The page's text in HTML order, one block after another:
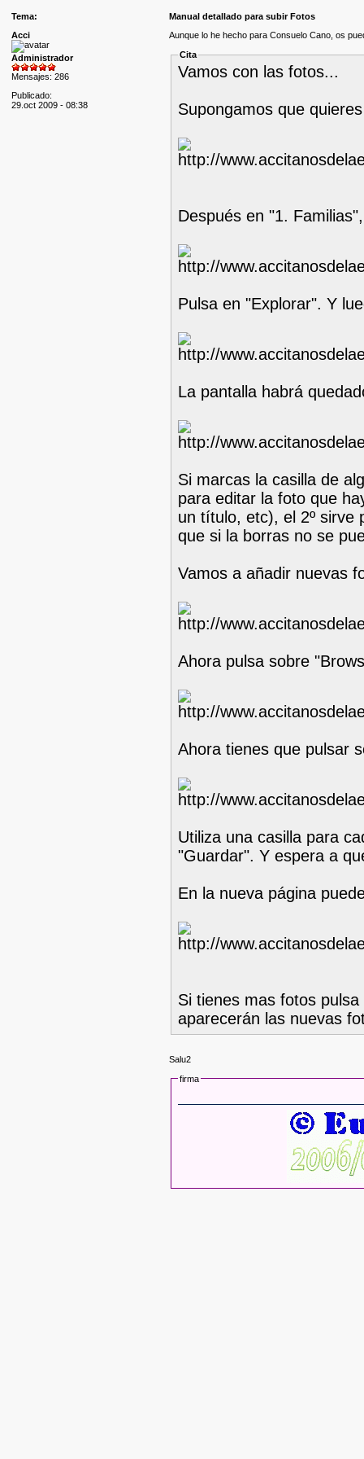
Tema:
Manual detallado para subir Fotos
Acci
Administrador
Mensajes: 286
Publicado:
29.oct 2009 - 08:38
Aunque lo he hecho para Consuelo Cano, os
Cita
Vamos con las fotos...
Supongamos que
Después en "1.
Pulsa en "Explorar". Y
La pantalla habrá
Si marcas la casilla de
para editar la foto que
un título, etc), el 2º sirve
que si la borras no se
Vamos a añadir nuevas
Ahora pulsa sobre
Ahora tienes que pulsar
Utiliza una casilla para
"Guardar". Y espera a
En la nueva página
Si tienes mas fotos
aparecerán las nuevas
Salu2
firma